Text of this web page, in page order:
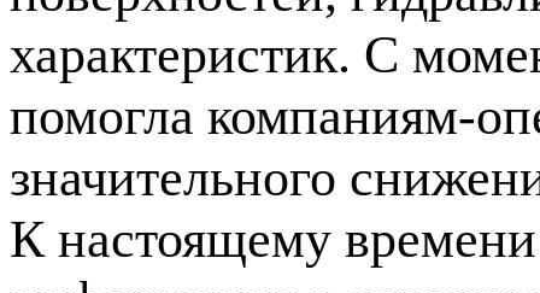
характеристик. С
помогла компаниям-
значительного
К настоящему